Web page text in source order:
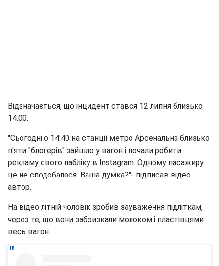
Відзначається, що інцидент стався 12 липня близько
14.00.
"Сьогодні о 14:40 на станції метро Арсенальна близько
п'яти "блогерів" зайшло у вагон і почали робити
рекламу свого пабліку в Instagram. Одному пасажиру
це не сподобалося. Ваша думка?"- підписав відео
автор.
На відео літній чоловік зробив зауваження підліткам,
через те, що вони забризкали молоком і пластівцями
весь вагон.